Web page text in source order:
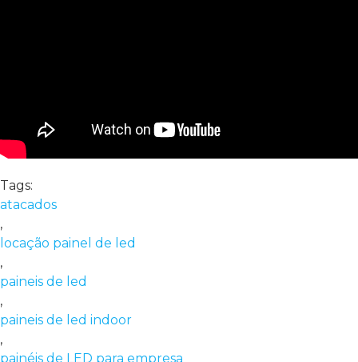
Tags:
atacados
,
locação painel de led
,
paineis de led
,
paineis de led indoor
,
painéis de LED para empresa